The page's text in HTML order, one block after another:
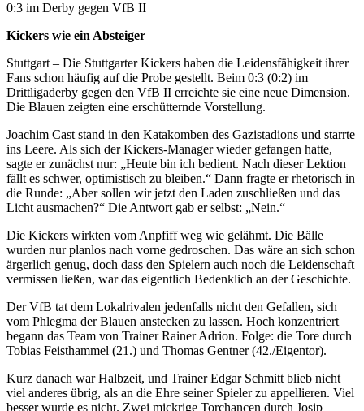
0:3 im Derby gegen VfB II
Kickers wie ein Absteiger
Stuttgart – Die Stuttgarter Kickers haben die Leidensfähigkeit ihrer
Fans schon häufig auf die Probe gestellt. Beim 0:3 (0:2) im
Drittligaderby gegen den VfB II erreichte sie eine neue Dimension.
Die Blauen zeigten eine erschütternde Vorstellung.
Joachim Cast stand in den Katakomben des Gazistadions und starrte
ins Leere. Als sich der Kickers-Manager wieder gefangen hatte,
sagte er zunächst nur: „Heute bin ich bedient. Nach dieser Lektion
fällt es schwer, optimistisch zu bleiben.“ Dann fragte er rhetorisch in
die Runde: „Aber sollen wir jetzt den Laden zuschließen und das
Licht ausmachen?“ Die Antwort gab er selbst: „Nein.“
Die Kickers wirkten vom Anpfiff weg wie gelähmt. Die Bälle
wurden nur planlos nach vorne gedroschen. Das wäre an sich schon
ärgerlich genug, doch dass den Spielern auch noch die Leidenschaft
vermissen ließen, war das eigentlich Bedenklich an der Geschichte.
Der VfB tat dem Lokalrivalen jedenfalls nicht den Gefallen, sich
vom Phlegma der Blauen anstecken zu lassen. Hoch konzentriert
begann das Team von Trainer Rainer Adrion. Folge: die Tore durch
Tobias Feisthammel (21.) und Thomas Gentner (42./Eigentor).
Kurz danach war Halbzeit, und Trainer Edgar Schmitt blieb nicht
viel anderes übrig, als an die Ehre seiner Spieler zu appellieren. Viel
besser wurde es nicht. Zwei mickrige Torchancen durch Josip